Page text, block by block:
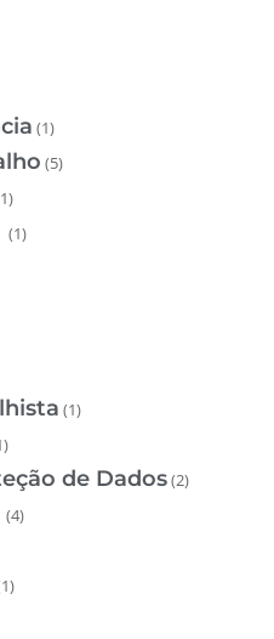
(1)
(5)
(1)
(1)
de Dados(2)
(4)